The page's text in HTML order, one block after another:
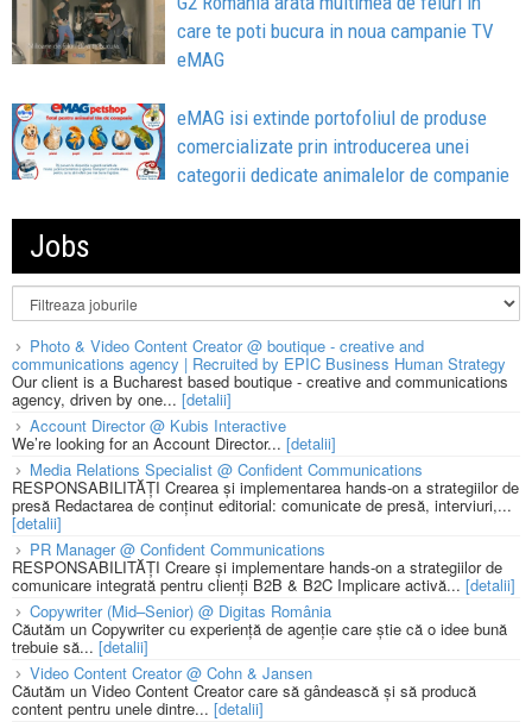
care te poti bucura in noua campanie TV
eMAG
eMAG isi extinde portofoliul de produse
comercializate prin introducerea unei
categorii dedicate animalelor de companie
Jobs
Photo & Video Content Creator @ boutique - creative and
communications agency | Recruited by EPIC Business Human Strategy
Our client is a Bucharest based boutique - creative and communications
agency, driven by one... [detalii]
Account Director @ Kubis Interactive
We’re looking for an Account Director... [detalii]
Media Relations Specialist @ Confident Communications
RESPONSABILITĂȚI Crearea și implementarea hands-on a strategiilor de
presă Redactarea de conținut editorial: comunicate de presă, interviuri,...
[detalii]
PR Manager @ Confident Communications
RESPONSABILITĂȚI Creare și implementare hands-on a strategiilor de
comunicare integrată pentru clienți B2B & B2C Implicare activă... [detalii]
Copywriter (Mid–Senior) @ Digitas România
Căutăm un Copywriter cu experiență de agenție care știe că o idee bună
trebuie să... [detalii]
Video Content Creator @ Cohn & Jansen
Căutăm un Video Content Creator care să gândească și să producă
content pentru unele dintre... [detalii]